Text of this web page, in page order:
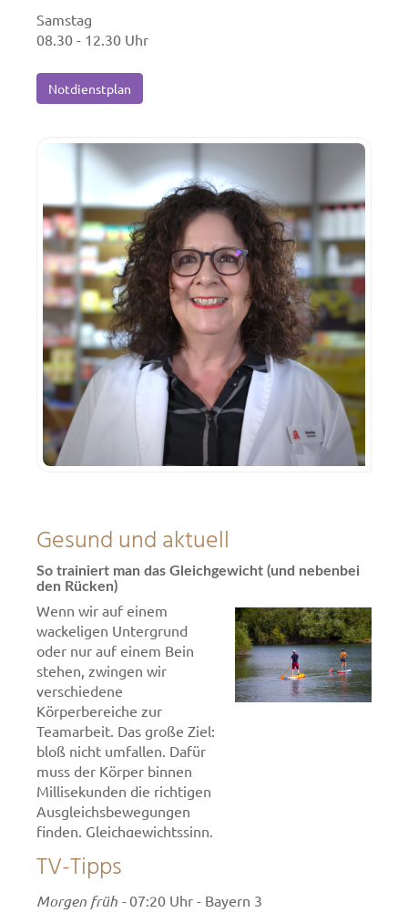
Samstag
08.30 - 12.30 Uhr
Notdienstplan
Gesund und aktuell
So trainiert man das Gleichgewicht (und nebenbei
den Rücken)
Wenn wir auf einem
wackeligen Untergrund
oder nur auf einem Bein
stehen, zwingen wir
verschiedene
Körperbereiche zur
Teamarbeit. Das große Ziel:
bloß nicht umfallen. Dafür
muss der Körper binnen
Millisekunden die richtigen
Ausgleichsbewegungen
finden. Gleichgewichtssinn,
verschiedene Muskeln und
Gelenke - sie alle mischen
TV-Tipps
Morgen früh -07:20 Uhr - Bayern 3